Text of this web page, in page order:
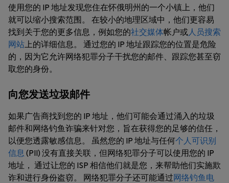
使用您的 IP 地址发现您住在怀俄明州的一个小镇上，他们
就可以缩小搜索范围。 在较小的地理区域中，他们更容易
找到关于您的更多信息，例如您的社交媒体帐户或人员搜索
网站上的详细信息。 通过您的 IP 地址跟踪您的位置是危险
的，因为它允许网络犯罪分子干扰您的邮件、跟踪您甚至窃
取您的身份。
向您发送垃圾邮件
如果广告商找到您的 IP 地址，他们可能会通过涌入的垃圾
邮件和网络钓鱼诈骗来针对您，旨在获得您的足够的信任，
以便您透露敏感信息。 虽然您的 IP 地址与任何个人可识别
信息 (PII) 没有直接关联，但网络犯罪分子可以使用您的 IP
地址， 通过让您的 ISP 相信他们就是您，来帮助他们实施欺
诈和进行身份盗窃。 网络犯罪分子还可能通过网络钓鱼电